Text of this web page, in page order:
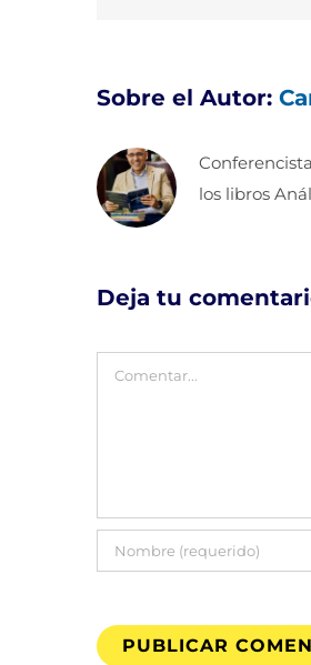
Sobre el Autor:
los libros
Deja tu
Comentar